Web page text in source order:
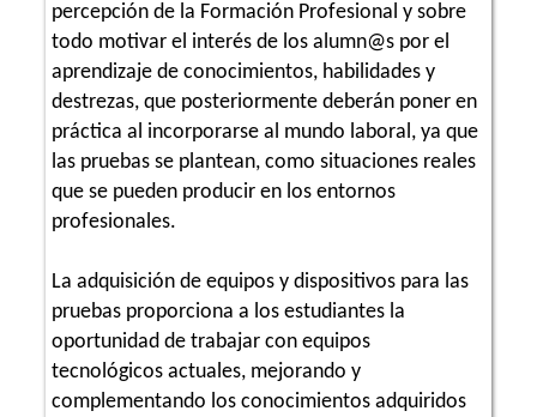
percepción de la Formación Profesional y sobre
todo motivar el interés de los alumn@s por el
aprendizaje de conocimientos, habilidades y
destrezas, que posteriormente deberán poner en
práctica al incorporarse al mundo laboral, ya que
las pruebas se plantean, como situaciones reales
que se pueden producir en los entornos
profesionales.
La adquisición de equipos y dispositivos para las
pruebas proporciona a los estudiantes la
oportunidad de trabajar con equipos
tecnológicos actuales, mejorando y
complementando los conocimientos adquiridos